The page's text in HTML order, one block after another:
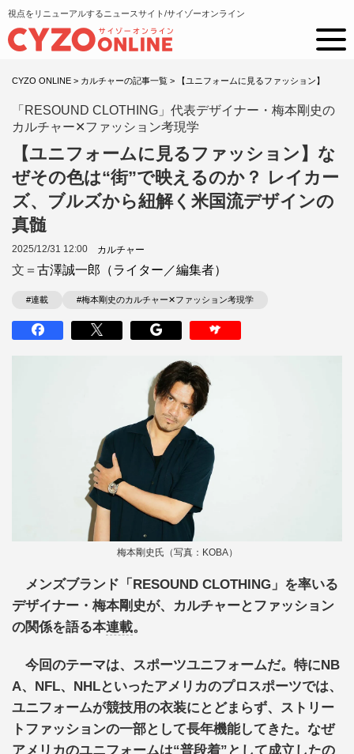
視点をリニューアルするニュースサイト/サイゾーオンライン
CYZO ONLINE > カルチャーの記事一覧 > 【ユニフォームに見るファッション】
「RESOUND CLOTHING」代表デザイナー・梅本剛史の
カルチャー✕ファッション考現学
【ユニフォームに見るファッション】な
ぜその色は“街”で映えるのか？ レイカー
ズ、ブルズから紐解く米国流デザインの
真髄
2025/12/31 12:00 カルチャー
文＝ 古澤誠一郎（ライター／編集者）
#連載 #梅本剛史のカルチャー✕ファッション考現学
梅本剛史氏（写真：KOBA）
メンズブランド「RESOUND CLOTHING」を率いる
デザイナー・梅本剛史が、カルチャーとファッション
の関係を語る本連載。
今回のテーマは、スポーツユニフォームだ。特にNB
A、NFL、NHLといったアメリカのプロスポーツでは、
ユニフォームが競技用の衣装にとどまらず、ストリー
トファッションの一部として長年機能してきた。なぜ
アメリカのユニフォームは“普段着”として成立したの